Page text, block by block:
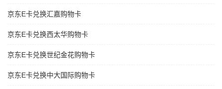
京东E卡兑换汇嘉购物卡
京东E卡兑换西太华购物卡
京东E卡兑换世纪金花购物卡
京东E卡兑换中大国际购物卡